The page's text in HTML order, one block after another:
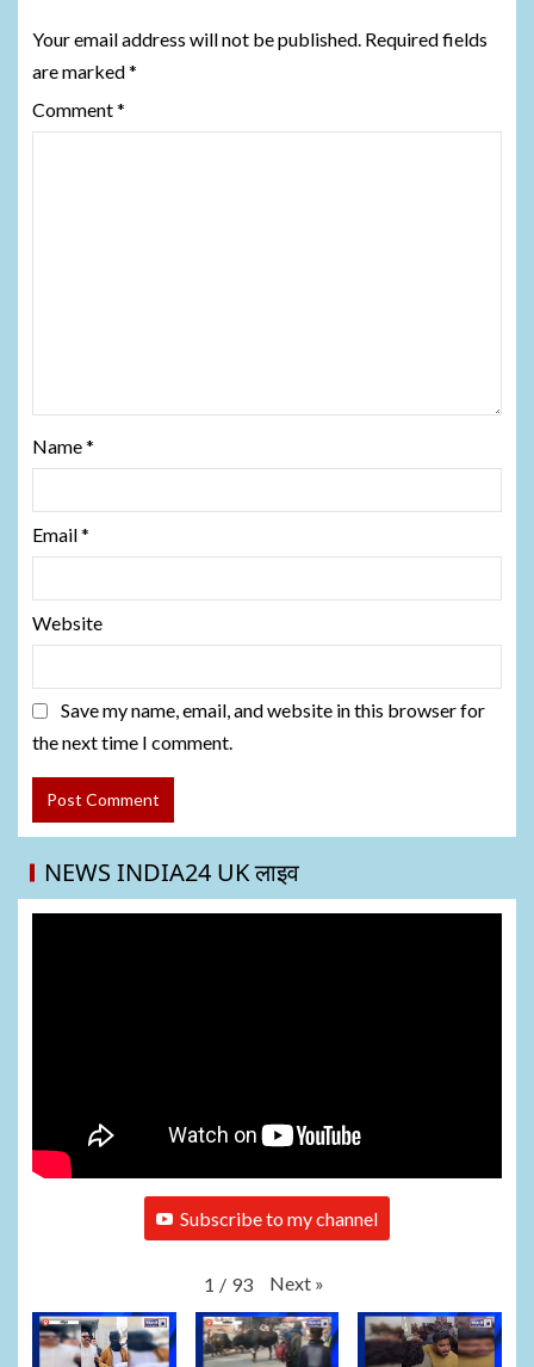
Your email address will not be published. Required fields
are marked*
Comment*
Name*
Email*
Website
Save my name, email, and website in this browser for
the next time I comment.
NEWS INDIA24 UK लाइव
Subscribe to my channel
1 / 93 Next »